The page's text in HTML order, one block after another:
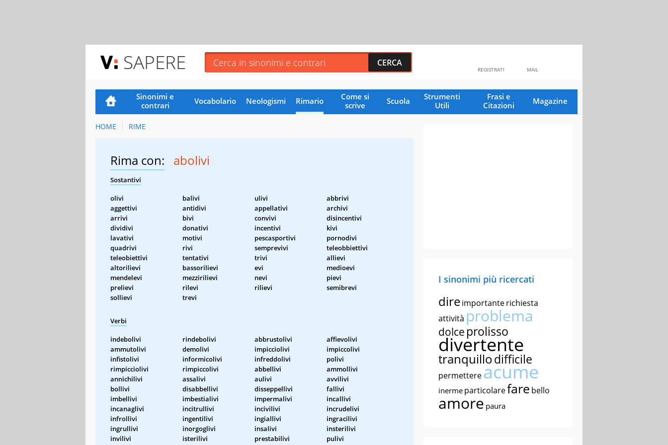
SAPERE MAIL
REGISTRATI
Sinonimi e
contrari
Vocabolario Neologismi Rimario
Come si
scrive
Scuola
Strumenti
Utili
Frasi e
Citazioni
Magazine
HOME RIME
Rima con: abolivi
Sostantivi
olivi balivi ulivi
abbrivi
aggettivi
antidivi appellativi
archivi
arrivi
bivi convivi
disincentivi
dividivi
donativi incentivi
kivi
lavativi
motivi pescasportivi
pornodivi
quadrivi
rivi semprevivi
teleobbiettivi
teleobiettivi
tentativi trivi
allievi
altorilievi
bassorilievi evi
medioevi
mendelevi
mezzirilievi nevi
pievi
prelievi
rilevi rilievi
semibrevi
sollievi
trevi
Verbi
indebolivi rindebolivi abbrustolivi
affievolivi
ammutolivi
demolivi impicciolivi
impiccolivi
infistolivi
informicolivi infreddolivi
polivi
rimpicciolivi
rimpiccolivi abbellivi
ammollivi
annichilivi
assalivi aulivi
avvilivi
bollivi
disabbellivi disseppellivi
fallivi
imbellivi
imbestialivi impermalivi
incallivi
incanaglivi
incitrullivi incivilivi
incrudelivi
infrollivi
ingentilivi ingiallivi
ingracilivi
ingrullivi
inorgoglivi insalivi
insterilivi
invilivi
isterilivi prestabilivi
pulivi
I sinonimi più ricercati
direimportanterichiesta
attività problema
dolce prolisso
divertente
tranquillodifficile
permettereacume
inerme particolarefare bello
amore paura